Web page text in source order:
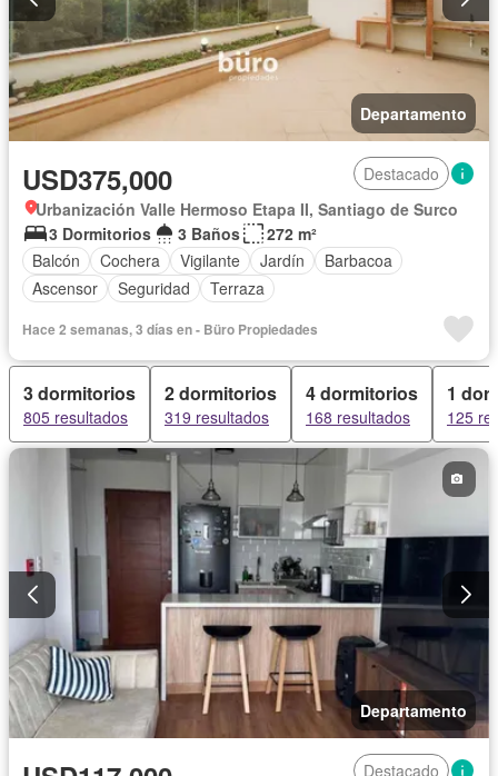
Departamento
USD375,000
Destacado
Urbanización Valle Hermoso Etapa II, Santiago de Surco
3 Dormitorios
3 Baños
272 m²
Balcón
Cochera Vigilante Jardín
Barbacoa
Ascensor
Seguridad Terraza
Hace 2 semanas, 3 días en - Büro Propiedades
3 dormitorios
805 resultados
2 dormitorios
319 resultados
4 dormitorios
168 resultados
1
125
Departamento
Destacado